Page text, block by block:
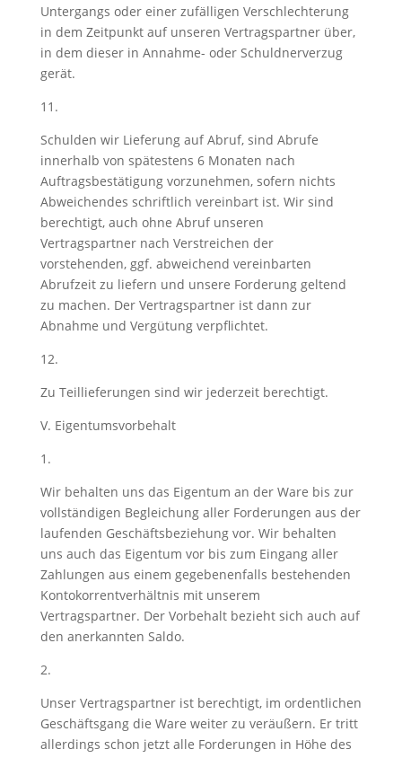
Untergangs oder einer zufälligen Verschlechterung
in dem Zeitpunkt auf unseren Vertragspartner über,
in dem dieser in Annahme- oder Schuldnerverzug
gerät.
11.
Schulden wir Lieferung auf Abruf, sind Abrufe
innerhalb von spätestens 6 Monaten nach
Auftragsbestätigung vorzunehmen, sofern nichts
Abweichendes schriftlich vereinbart ist. Wir sind
berechtigt, auch ohne Abruf unseren
Vertragspartner nach Verstreichen der
vorstehenden, ggf. abweichend vereinbarten
Abrufzeit zu liefern und unsere Forderung geltend
zu machen. Der Vertragspartner ist dann zur
Abnahme und Vergütung verpflichtet.
12.
Zu Teillieferungen sind wir jederzeit berechtigt.
V. Eigentumsvorbehalt
1.
Wir behalten uns das Eigentum an der Ware bis zur
vollständigen Begleichung aller Forderungen aus der
laufenden Geschäftsbeziehung vor. Wir behalten
uns auch das Eigentum vor bis zum Eingang aller
Zahlungen aus einem gegebenenfalls bestehenden
Kontokorrentverhältnis mit unserem
Vertragspartner. Der Vorbehalt bezieht sich auch auf
den anerkannten Saldo.
2.
Unser Vertragspartner ist berechtigt, im ordentlichen
Geschäftsgang die Ware weiter zu veräußern. Er tritt
allerdings schon jetzt alle Forderungen in Höhe des